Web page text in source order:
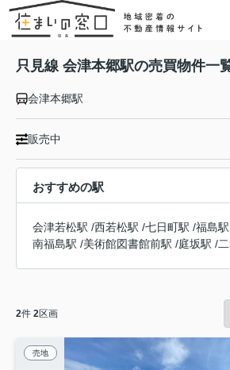
只見線 会津本郷駅の売買物件一
会津本郷駅
販売中
おすすめの駅
会津若松駅 /西若松駅 /七日町駅 /福島駅
南福島駅 /美術館図書館前駅 /庭坂駅 /
2件 2区画
売地